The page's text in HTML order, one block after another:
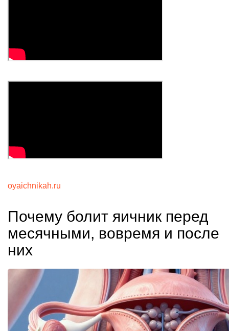
oyaichnikah.ru
Почему болит яичник перед
месячными, вовремя и после
них